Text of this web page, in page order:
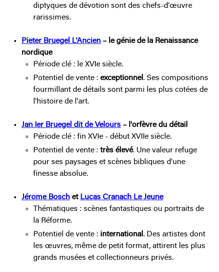
diptyques de dévotion sont des chefs-d'œuvre
rarissimes.
Pieter Bruegel L'Ancien – le génie de la Renaissance
nordique
Période clé : le XVIe siècle.
Potentiel de vente : exceptionnel. Ses compositions
fourmillant de détails sont parmi les plus cotées de
l'histoire de l'art.
Jan Ier Bruegel dit de Velours – l'orfèvre du détail
Période clé : fin XVIe - début XVIIe siècle.
Potentiel de vente : très élevé. Une valeur refuge
pour ses paysages et scènes bibliques d'une
finesse absolue.
Jérome Bosch et Lucas Cranach Le Jeune
Thématiques : scènes fantastiques ou portraits de
la Réforme.
Potentiel de vente : international . Des artistes dont
les œuvres, même de petit format, attirent les plus
grands musées et collectionneurs privés.